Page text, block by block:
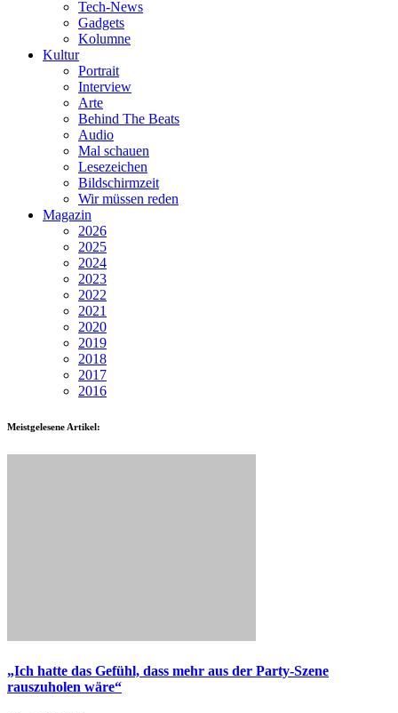
Tech-News
Gadgets
Kolumne
Kultur
Portrait
Interview
Arte
Behind The Beats
Audio
Mal schauen
Lesezeichen
Bildschirmzeit
Wir müssen reden
Magazin
2026
2025
2024
2023
2022
2021
2020
2019
2018
2017
2016
Meistgelesene Artikel:
„Ich hatte das Gefühl, dass mehr aus der Party-Szene
rauszuholen wäre“